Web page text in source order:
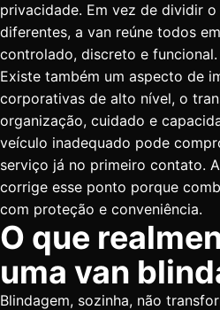
privacidade. Em vez de dividir
diferentes, a van reúne todos
controlado, discreto e funcional.
Existe também um aspecto de
corporativas de alto nível, o
organização, cuidado e
veículo inadequado pode
serviço já no primeiro contato.
corrige esse ponto porque
com proteção e conveniência.
O que
uma van
Blindagem, sozinha, não